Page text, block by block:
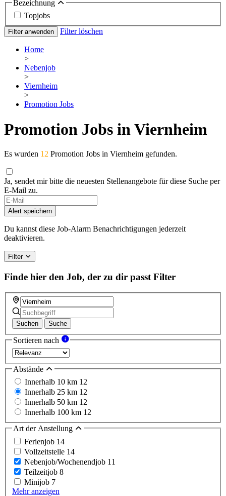
Bezeichnung
Topjobs
Filter anwenden Filter löschen
Home
>
Nebenjob
>
Viernheim
>
Promotion Jobs
Promotion Jobs in Viernheim
Es wurden 12 Promotion Jobs in Viernheim gefunden.
Ja, sendet mir bitte die neuesten Stellenangebote für diese Suche per
E-Mail zu.
Alert speichern
Du kannst diese Job-Alarm Benachrichtigungen jederzeit
deaktivieren.
Filter
Finde hier den Job, der zu dir passt Filter
Suchen Suche
Sortieren nach
Abstände
Innerhalb 10 km 12
Innerhalb 25 km 12
Innerhalb 50 km 12
Innerhalb 100 km 12
Art der Anstellung
Ferienjob 14
Vollzeitstelle 14
Nebenjob/Wochenendjob 11
Teilzeitjob 8
Minijob 7
Mehr anzeigen